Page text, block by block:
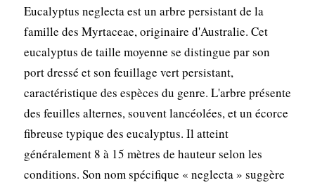
Eucalyptus neglecta est un arbre persistant de la
famille des Myrtaceae, originaire d'Australie. Cet
eucalyptus de taille moyenne se distingue par son
port dressé et son feuillage vert persistant,
caractéristique des espèces du genre. L'arbre présente
des feuilles alternes, souvent lancéolées, et un écorce
fibreuse typique des eucalyptus. Il atteint
généralement 8 à 15 mètres de hauteur selon les
conditions. Son nom spécifique « neglecta » suggère